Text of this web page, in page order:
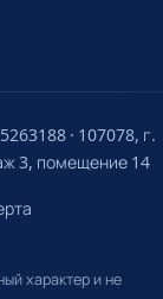
· 107078, г.
3, помещение 14
характер и не